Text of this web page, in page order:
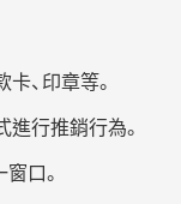
、印章等。
進行推銷行為。
口。